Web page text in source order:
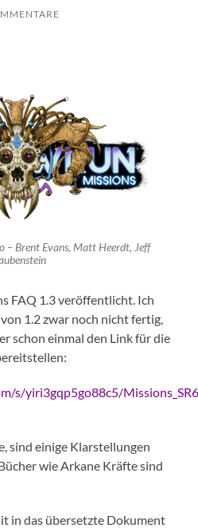
– Brent Evans, Matt Heerdt, Jeff
FAQ 1.3 veröffentlicht. Ich
1.2 zwar noch nicht fertig,
schon einmal den Link für die
s/yiri3gqp5go88c5/
sind einige Klarstellungen
wie Arkane Kräfte sind
in das übersetzte Dokument